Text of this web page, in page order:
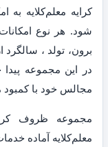
کرایه معلم‌کلایه
شود. هر نوع
برون، تولد ، سالگرد
در این مجموعه پیدا
مجالس خود با کمبود
مجموعه ظروف
معلم‌کلایه آماده